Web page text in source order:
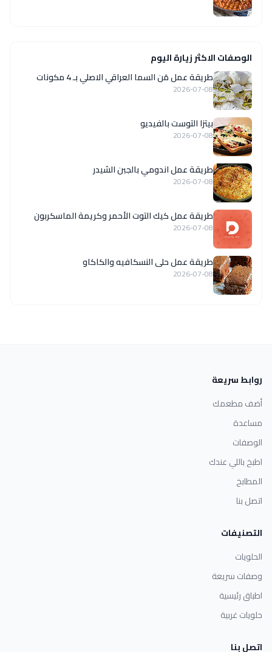
الوصفات الاكثر زيارة اليوم
طريقة عمل مَن السما العراقي الاصلي بـ 4 مكونات
2026-07-08
بيتزا التوست بالفيديو
2026-07-08
طريقة عمل اندومي بالجبن الشيدر
2026-07-08
طريقة عمل كيك التوت الأحمر وكريمة الماسكربون
2026-07-08
طريقة عمل حلى النسكافيه والكاكاو
2026-07-08
روابط سريعة
أضف مطعمك
مساعدة
الوصفات
اطبخ باللي عندك
المطابخ
اتصل بنا
التصنيفات
الحلويات
وصفات سريعة
اطباق رئيسية
حلويات غربية
اتصل بنا